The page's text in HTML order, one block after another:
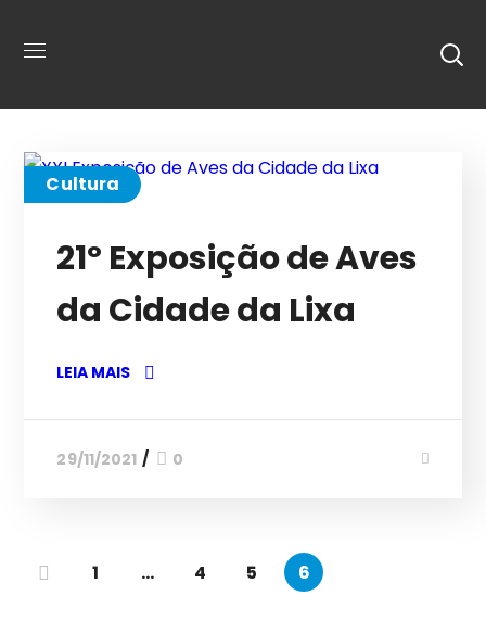
Cultura
21º Exposição de Aves
da Cidade da Lixa
LEIA MAIS
29/11/2021 0
1 … 4 5 6